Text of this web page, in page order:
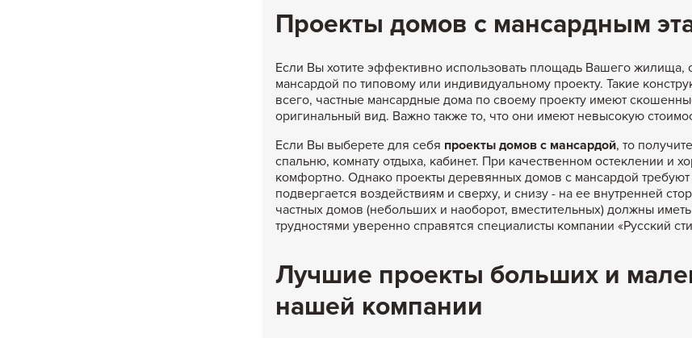
Проекты домов с мансардным
Если Вы хотите эффективно использовать площадь Вашего
мансардой по типовому или индивидуальному проекту. Такие
всего, частные мансардные дома по своему проекту имеют
оригинальный вид. Важно также то, что они имеют невысокую
Если Вы выберете для себя проекты домов с мансардой, то
спальню, комнату отдыха, кабинет. При качественном остеклении и
комфортно. Однако проекты деревянных домов с мансардой
подвергается воздействиям и сверху, и снизу - на ее внутренней
частных домов (небольших и наоборот, вместительных) должны
трудностями уверенно справятся специалисты компании «Русский
Лучшие проекты больших и
нашей компании